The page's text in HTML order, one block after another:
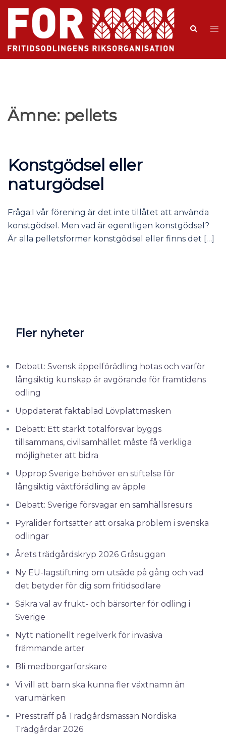
Ämne: pellets
Konstgödsel eller
naturgödsel
Fråga:I vår förening är det inte tillåtet att använda
konstgödsel. Men vad är egentligen konstgödsel?
Är alla pelletsformer konstgödsel eller finns det […]
Fler nyheter
Debatt: Svensk äppelförädling hotas och varför
långsiktig kunskap är avgörande för framtidens
odling
Uppdaterat faktablad Lövplattmasken
Debatt: Ett starkt totalförsvar byggs
tillsammans, civilsamhället måste få verkliga
möjligheter att bidra
Upprop Sverige behöver en stiftelse för
långsiktig växtförädling av äpple
Debatt: Sverige försvagar en samhällsresurs
Pyralider fortsätter att orsaka problem i svenska
odlingar
Årets trädgårdskryp 2026 Gråsuggan
Ny EU-lagstiftning om utsäde på gång och vad
det betyder för dig som fritidsodlare
Säkra val av frukt- och bärsorter för odling i
Sverige
Nytt nationellt regelverk för invasiva
främmande arter
Bli medborgarforskare
Vi vill att barn ska kunna fler växtnamn än
varumärken
Pressträff på Trädgårdsmässan Nordiska
Trädgårdar 2026